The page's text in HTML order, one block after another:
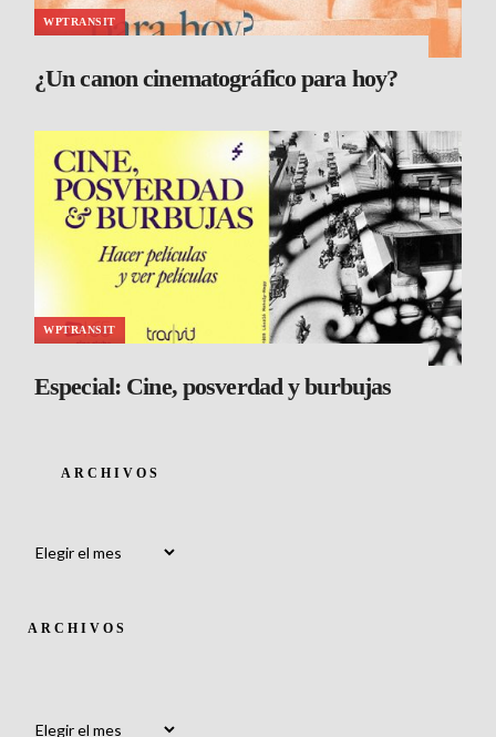
WPTRANSIT
¿Un canon cinematográfico para hoy?
WPTRANSIT
Especial: Cine, posverdad y burbujas
ARCHIVOS
ARCHIVOS